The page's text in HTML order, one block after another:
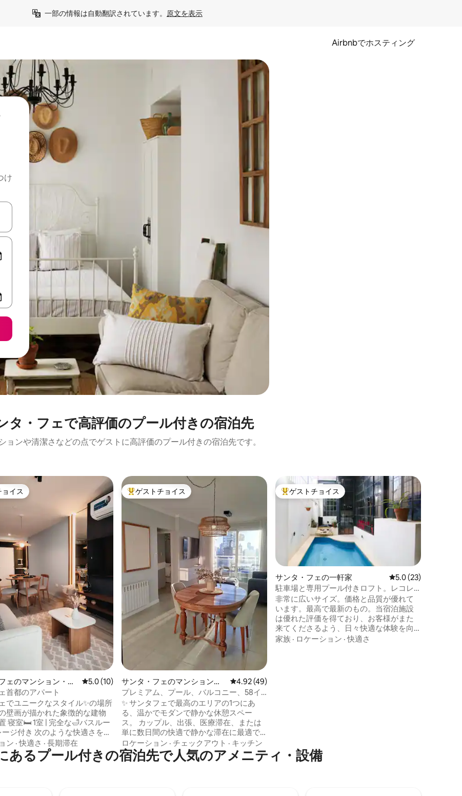
一部の情報は自動翻訳されています。 原文を表示
Airbnbでホスティング
け
動するか、画面をタッチまたはスワイプして検索結果を確認することができます。
タ・フェで高評価のプール付きの宿泊先
ョンや清潔さなどの点でゲストに高評価のプール付きの宿泊先です。
4.91つ星の平均評価
ョイス
イス
ェのマンション・ア
レビュー10件、5つ星中5.0つ星の平均評価
5.0 (10)
首都のアパート
でユニークなスタイル✨の場所
1室 | 完全な🛁バスルー
ような快適さを備
クな滞在をお楽しみくださ
の整ったキッチン ✔ エアコン
い✔ バルコニー ✔ WiFi +スマー
ン ·快適さ · 長期滞在
大好評のゲストチョイスです。
ゲストチョイス
サンタ・フェのマンション・
アパート
レビュー49件、5つ星中4.92つ星の平均評価
4.92 (49)
プレミアム、プール、バルコニー、58イ
ンチテレビ、ガレージ込み
✨ サンタフェで最高のエリアの1つにあ
る、温かでモダンで静かな休憩スペー
ス。 カップル、出張、医療滞在、または
単に数日間の快適で静かな滞在に最適で
す。 アパートメントにはクイーンサイズ
ベッド、58インチテレビ、完全遮光カー
テン、高速Wi-Fi、ラジエーター暖房、夕
ロケーション · チェックアウト · キッチン
大好評のゲストチョイスです。
ゲストチョイス
サンタ・フェの一軒家 レビュー23件、5つ
5.0 (23)
駐車場と専用プール付きロフト。レコレ
タ。
非常に広いサイズ。価格と品質が優れて
います。最高で最新のもの。当宿泊施設
は優れた評価を得ており、お客様がまた
来てくださるよう、日々快適な体験を向
上させています。敷地内に駐車場があ
家族 · ロケーション ·快適さ
あるプール付きの宿泊先で人気のアメニティ・設備